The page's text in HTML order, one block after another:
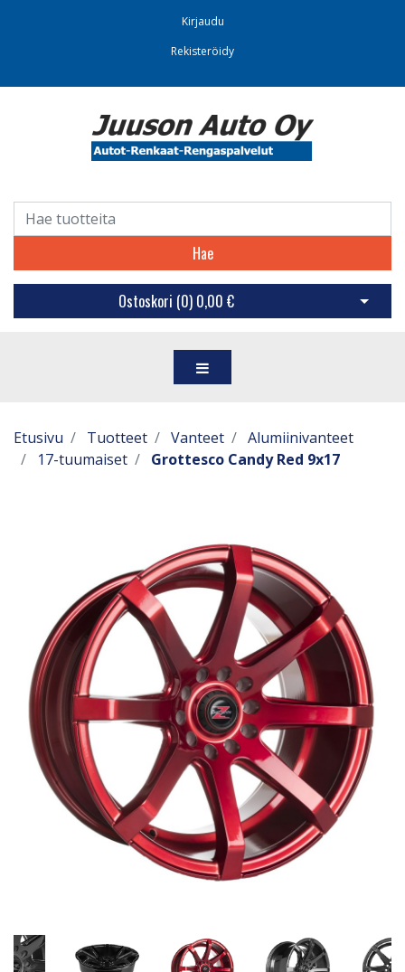
Kirjaudu
Rekisteröidy
Hae
Ostoskori (0) 0,00 € Avaa
Etusivu Tuotteet Vanteet
Alumiinivanteet
17-tuumaiset
Grottesco Candy Red 9x17